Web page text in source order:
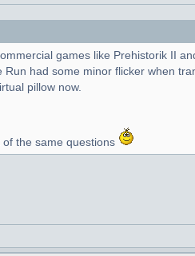
games like Prehistorik II
had some minor flicker when
pillow now.
the same questions